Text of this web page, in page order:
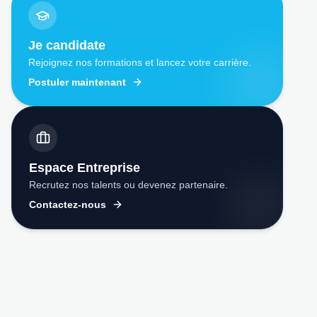
Je candidate
Rejoignez nos formations et lancez votre carrière.
Postuler maintenant
Espace Entreprise
Recrutez nos talents ou devenez partenaire.
Contactez-nous